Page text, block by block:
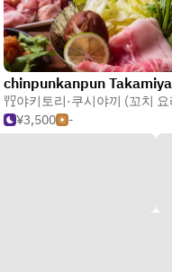
chinpunkanpun Takamiya
야키토리·쿠시야끼 (꼬치 요
¥3,500
-